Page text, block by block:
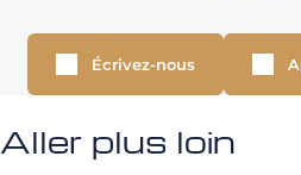
Écrivez-nous
Aller plus loin